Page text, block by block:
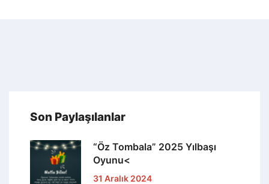
Son Paylaşılanlar
“Öz Tombala” 2025 Yılbaşı
Oyunu<
31 Aralık 2024